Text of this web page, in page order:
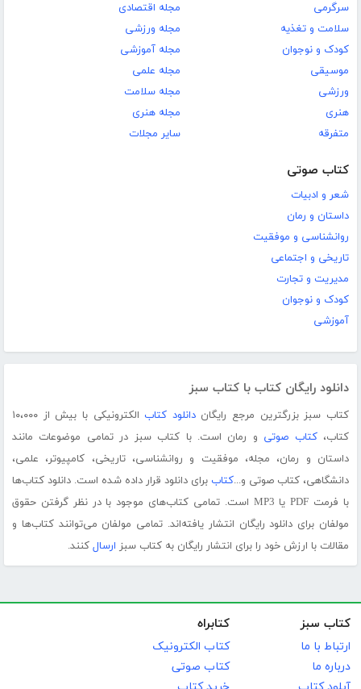
سرگرمی
سلامت و تغذیه
کودک و نوجوان
موسیقی
ورزشی
هنری
متفرقه
مجله اقتصادی
مجله ورزشی
مجله آموزشی
مجله علمی
مجله سلامت
مجله هنری
سایر مجلات
کتاب صوتی
شعر و ادبیات
داستان و رمان
روانشناسی و موفقیت
تاریخی و اجتماعی
مدیریت و تجارت
کودک و نوجوان
آموزشی
دانلود رایگان کتاب با کتاب سبز
کتاب سبز بزرگترین مرجع رایگاندانلود کتاب
الکترونیکی با بیش از ۱۰،۰۰۰
کتاب،کتاب صوتی و رمان است. با کتاب سبز در تمامی موضوعات مانند
داستان و رمان، مجله، موفقیت و روانشناسی، تاریخی، کامپیوتر، علمی،
دانشگاهی، کتاب صوتی و...کتاب برای دانلود قرار داده شده است. دانلود کتاب‌ها
با فرمت PDF یا MP3 است. تمامی کتاب‌های موجود با در نظر گرفتن حقوق
مولفان برای دانلود رایگان انتشار یافته‌اند. تمامی مولفان می‌توانند کتاب‌ها و
مقالات با ارزش خود را برای انتشار رایگان به کتاب سبز ارسال کنند.
کتاب سبز
ارتباط با ما
درباره ما
کتابراه
کتاب الکترونیک
کتاب صوتی